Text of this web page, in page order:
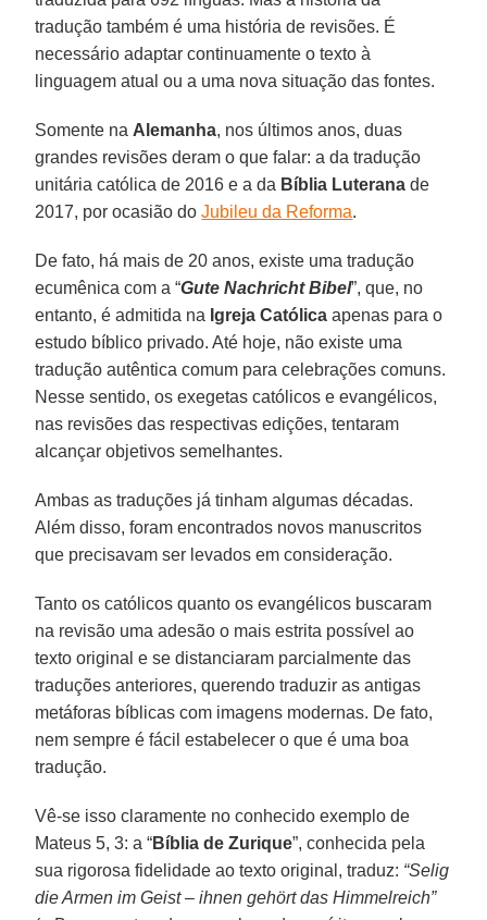
tradução também é uma história de revisões. É
necessário adaptar continuamente o texto à
linguagem atual ou a uma nova situação das fontes.
Somente na Alemanha, nos últimos anos, duas
grandes revisões deram o que falar: a da tradução
unitária católica de 2016 e a da Bíblia Luterana de
2017, por ocasião doJubileu da Reforma.
De fato, há mais de 20 anos, existe uma tradução
ecumênica com a “Gute Nachricht Bibel”, que, no
entanto, é admitida na Igreja Católica apenas para o
estudo bíblico privado. Até hoje, não existe uma
tradução autêntica comum para celebrações comuns.
Nesse sentido, os exegetas católicos e evangélicos,
nas revisões das respectivas edições, tentaram
alcançar objetivos semelhantes.
Ambas as traduções já tinham algumas décadas.
Além disso, foram encontrados novos manuscritos
que precisavam ser levados em consideração.
Tanto os católicos quanto os evangélicos buscaram
na revisão uma adesão o mais estrita possível ao
texto original e se distanciaram parcialmente das
traduções anteriores, querendo traduzir as antigas
metáforas bíblicas com imagens modernas. De fato,
nem sempre é fácil estabelecer o que é uma boa
tradução.
Vê-se isso claramente no conhecido exemplo de
Mateus 5, 3: a “Bíblia de Zurique”, conhecida pela
sua rigorosa fidelidade ao texto original, traduz: “Selig
die Armen im Geist – ihnen gehört das Himmelreich”